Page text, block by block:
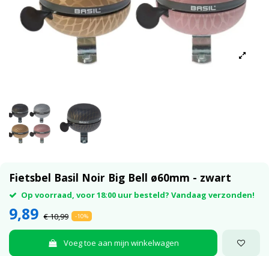
Fietsbel Basil Noir Big Bell ø60mm - zwart
Op voorraad, voor 18:00 uur besteld? Vandaag verzonden!
9,89 € 10,99 -10%
Voeg toe aan mijn winkelwagen